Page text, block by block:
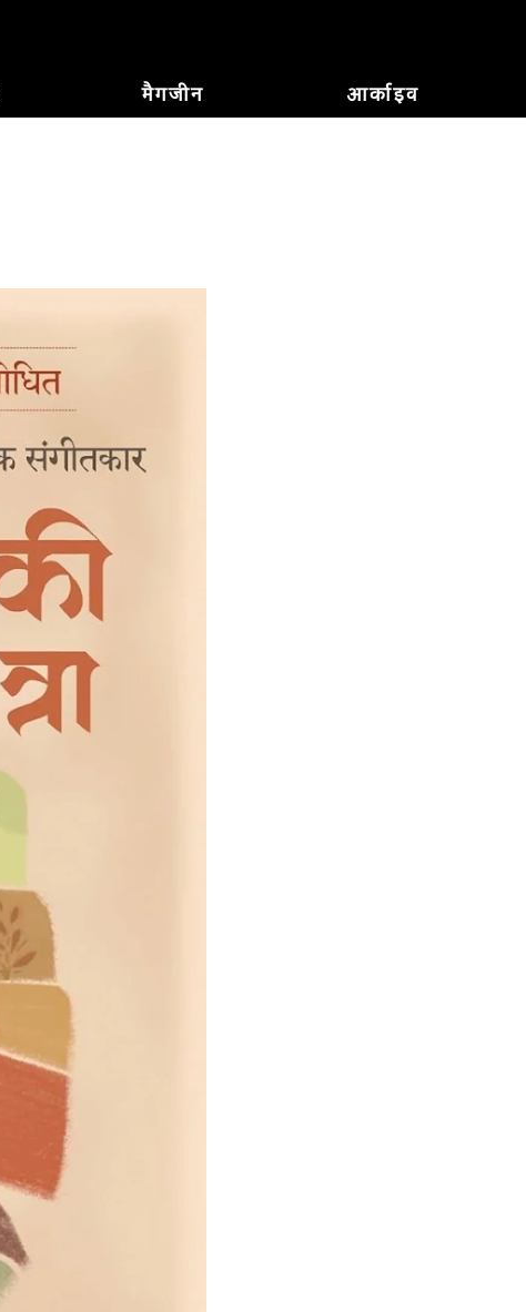
मैगजीन
आर्काइव